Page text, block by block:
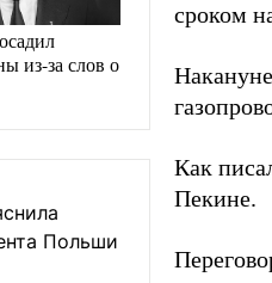
из-за слов о
Польши
сроком
Как
Пекине.